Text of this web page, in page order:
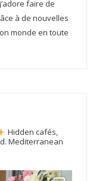
faire de
à de nouvelles
monde en toute
Hidden cafés,
Mediterranean